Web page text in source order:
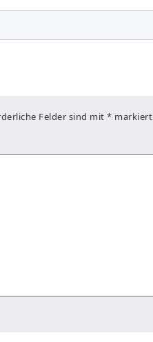
Felder sind mit * markiert